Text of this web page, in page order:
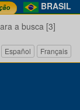
BRASIL
a busca [3]
Español Français